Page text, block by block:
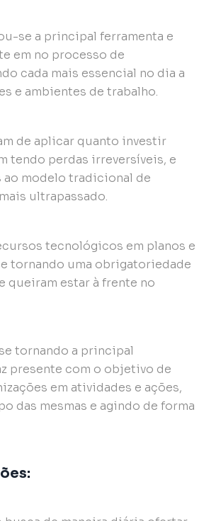
se a principal ferramenta e
em no processo de
cada mais essencial no dia a
e ambientes de trabalho.
de aplicar quanto investir
tendo perdas irreversíveis, e
ao modelo tradicional de
ultrapassado.
tecnológicos em planos e
tornando uma obrigatoriedade
queiram estar à frente no
tornando a principal
presente com o objetivo de
em atividades e ações,
das mesmas e agindo de forma